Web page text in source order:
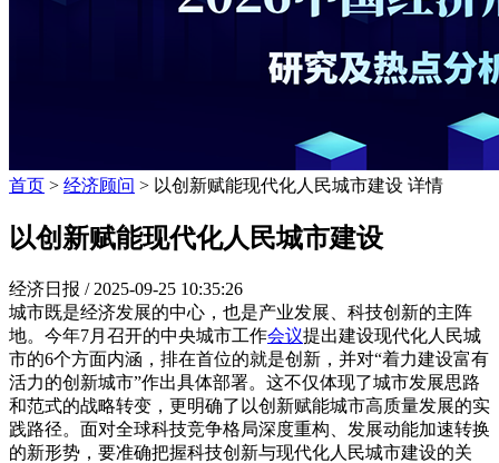
首页 > 经济顾问 > 以创新赋能现代化人民城市建设 详情
以创新赋能现代化人民城市建设
经济日报 / 2025-09-25 10:35:26
城市既是经济发展的中心，也是产业发展、科技创新的主阵
地。今年7月召开的中央城市工作会议提出建设现代化人民城
市的6个方面内涵，排在首位的就是创新，并对“着力建设富有
活力的创新城市”作出具体部署。这不仅体现了城市发展思路
和范式的战略转变，更明确了以创新赋能城市高质量发展的实
践路径。面对全球科技竞争格局深度重构、发展动能加速转换
的新形势，要准确把握科技创新与现代化人民城市建设的关